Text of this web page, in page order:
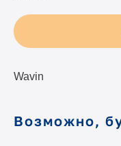
Wavin
Возможно,